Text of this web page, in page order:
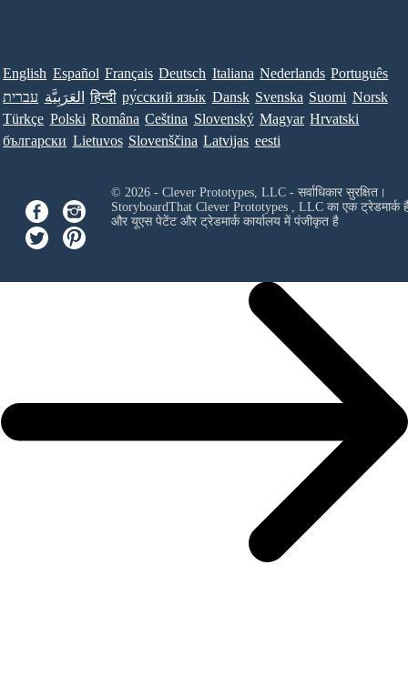
English Español Français Deutsch Italiana Nederlands Português
עברית العَرَبِيَّة हिन्दी ру́сский язы́к Dansk Svenska Suomi Norsk
Türkçe Polski Româna Ceština Slovenský Magyar Hrvatski
български Lietuvos Slovenščina Latvijas eesti
© 2026 - Clever Prototypes, LLC - सर्वाधिकार सुरक्षित।
StoryboardThat Clever Prototypes , LLCका एक ट्रेडमार्क
और यूएस पेटेंट और ट्रेडमार्क कार्यालय में पंजीकृत है